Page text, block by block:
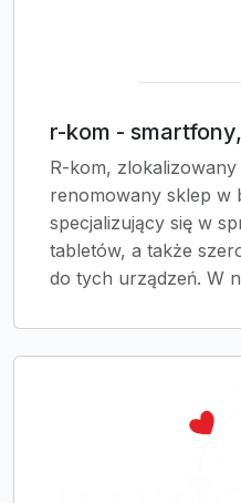
r-kom -
R-kom,
renomowany sklep w
specjalizujący się w
tabletów, a także
do tych urządzeń. W